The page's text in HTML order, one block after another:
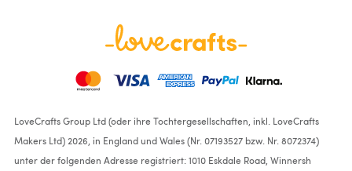
LoveCrafts Group Ltd (oder ihre Tochtergesellschaften, inkl. LoveCrafts
Makers Ltd) 2026, in England und Wales (Nr. 07193527 bzw. Nr. 8072374)
unter der folgenden Adresse registriert: 1010 Eskdale Road, Winnersh